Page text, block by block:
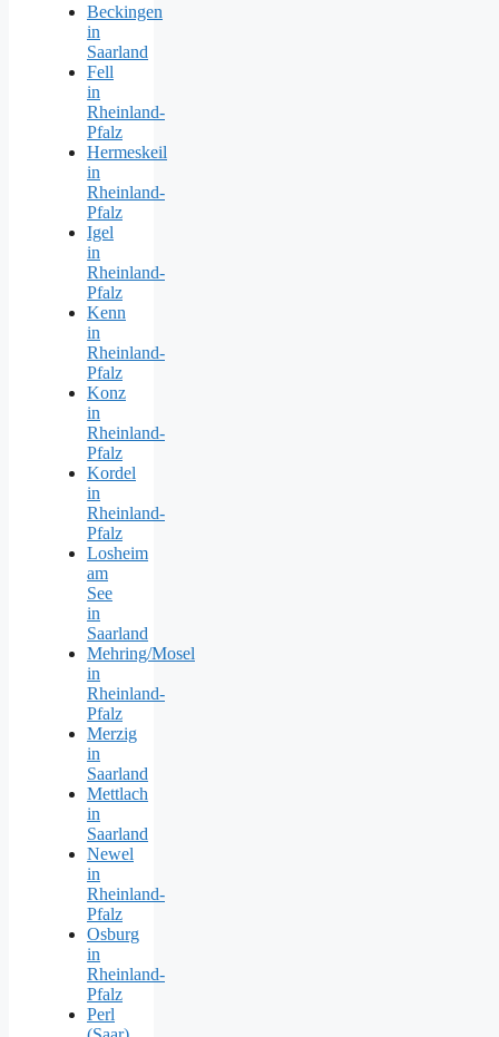
Beckingen
in
Saarland
Fell
in
Rheinland-
Pfalz
Hermeskeil
in
Rheinland-
Pfalz
Igel
in
Rheinland-
Pfalz
Kenn
in
Rheinland-
Pfalz
Konz
in
Rheinland-
Pfalz
Kordel
in
Rheinland-
Pfalz
Losheim
am
See
in
Saarland
Mehring/Mosel
in
Rheinland-
Pfalz
Merzig
in
Saarland
Mettlach
in
Saarland
Newel
in
Rheinland-
Pfalz
Osburg
in
Rheinland-
Pfalz
Perl